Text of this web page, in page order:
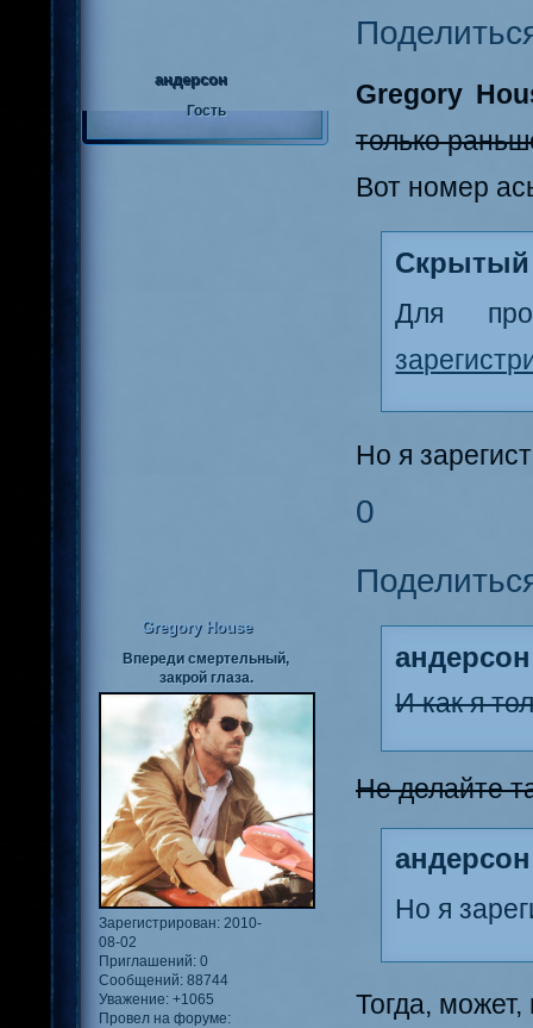
андерсон
Гость
Gregory
только
Вот номер
Скрытый
Для
Но я
0
Gregory House
Впереди смертельный,
закрой глаза.
Зарегистрирован: 2010-
08-02
Приглашений: 0
Сообщений: 88744
Уважение: +1065
Провел на форуме:
И как я
Не делайте
Но я
Тогда,